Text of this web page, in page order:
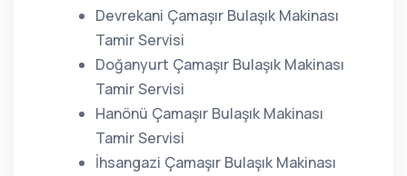
Devrekani Çamaşır Bulaşık Makinası
Tamir Servisi
Doğanyurt Çamaşır Bulaşık Makinası
Tamir Servisi
Hanönü Çamaşır Bulaşık Makinası
Tamir Servisi
İhsangazi Çamaşır Bulaşık Makinası